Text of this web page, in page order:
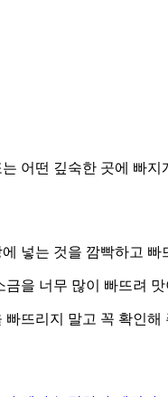
어떤 깊숙한 곳에 빠지
넣는 것을 깜빡하고 빠
금을 너무 많이 빠뜨려
빠뜨리지 말고 꼭 확인해